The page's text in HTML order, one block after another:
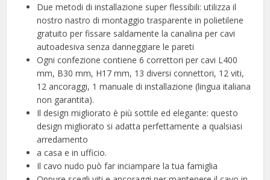
Due metodi di installazione super flessibili: utilizza il
nostro nastro di montaggio trasparente in polietilene
gratuito per fissare saldamente la canalina per cavi
autoadesiva senza danneggiare le pareti
Ogni confezione contiene 6 correttori per cavi L400
mm, B30 mm, H17 mm, 13 diversi connettori, 12 viti,
12 ancoraggi, 1 manuale di installazione (lingua italiana
non garantita).
Il design migliorato è più sottile ed elegante: questo
design migliorato si adatta perfettamente a qualsiasi
arredamento
a casa e in ufficio.
Il cavo nudo può far inciampare la tua famiglia